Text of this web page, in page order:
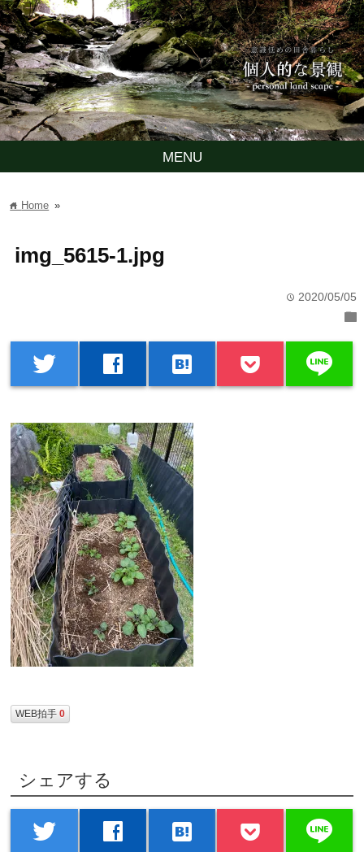
MENU
home Home »
img_5615-1.jpg
time 2020/05/05
folder
twitter facebook hatenabookmark line
WEB拍手0
シェアする
twitter facebook hatenabookmark line